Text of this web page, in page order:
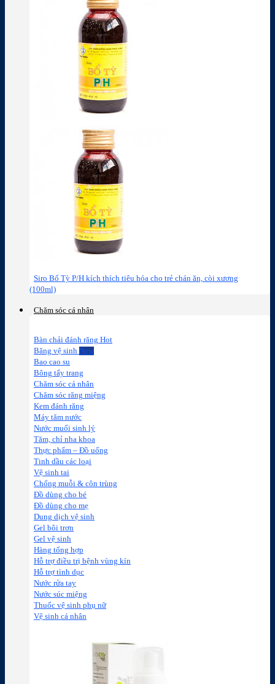
Siro Bổ Tỳ P/H kích thích tiêu hóa cho trẻ chán ăn, còi xương
(100ml)
Chăm sóc cá nhân
Bàn chải đánh răng
Băng vệ sinh
Bao cao su
Bông tẩy trang
Chăm sóc cá nhân
Chăm sóc răng miệng
Kem đánh răng
Máy tăm nước
Nước muối sinh lý
Tăm, chỉ nha khoa
Thực phẩm – Đồ uống
Tinh dầu các loại
Vệ sinh tai
Chống muỗi & côn trùng
Đồ dùng cho bé
Đồ dùng cho mẹ
Dung dịch vệ sinh
Gel bôi trơn
Gel vệ sinh
Hàng tổng hợp
Hỗ trợ điều trị bệnh vùng kín
Hỗ trợ tình dục
Nước rửa tay
Nước súc miệng
Thuốc vệ sinh phụ nữ
Vệ sinh cá nhân